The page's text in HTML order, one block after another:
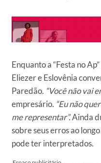
Enquanto a “Festa no
Eliezer e Eslovênia
Paredão. “Você não vai
empresário. “Eu não
me representar”.Ainda
sobre seus erros ao
pode ter interpretados.